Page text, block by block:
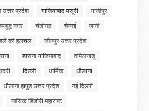
उत्तर प्रदेश
गाजियाबाद मसूरी
गाजीपुर
नगर चंडीगढ़ चेन्नई
जानी
की हलचल
जौनपुर उत्तर प्रदेश
डासना गाजियाबाद
तमिलनाडू
दिल्ली धार्मिक
धौलाना
धौलाना हापुड़ उत्तर प्रदेश
नई दिल्ली
नासिक डिंडोरी महाराष्ट